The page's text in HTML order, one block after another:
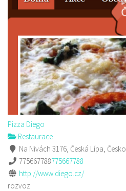
Pizza Diego
Restaurace
Na Nivách 3176, Česká Lípa, Česko
775667788775667788
http://www.diego.cz/
rozvoz